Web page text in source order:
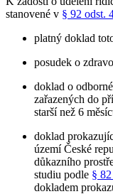
stanovené v § 92 odst.
platný doklad
posudek o
doklad o
zařazených do
starší než 6
doklad
území České
důkazního
studiu podle §
dokladem